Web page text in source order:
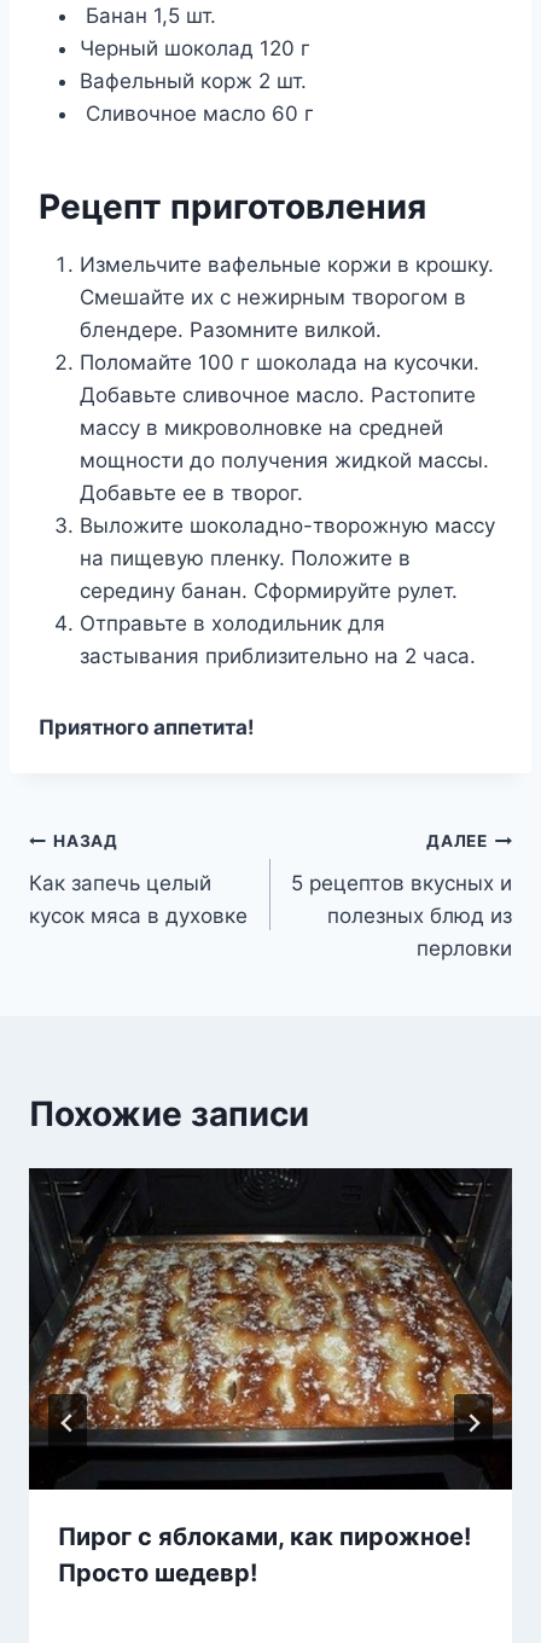
Банан 1,5 шт.
Черный шоколад 120 г
Вафельный корж 2 шт.
Сливочное масло 60 г
Рецепт приготовления
Измельчите вафельные коржи в крошку.
Смешайте их с нежирным творогом в
блендере. Разомните вилкой.
Поломайте 100 г шоколада на кусочки.
Добавьте сливочное масло. Растопите
массу в микроволновке на средней
мощности до получения жидкой массы.
Добавьте ее в творог.
Выложите шоколадно-творожную массу
на пищевую пленку. Положите в
середину банан. Сформируйте рулет.
Отправьте в холодильник для
застывания приблизительно на 2 часа.
Приятного аппетита!
Навигация
по
НАЗАД
Как запечь целый
кусок мяса в духовке
ДАЛЕЕ
5 рецептов вкусных и
полезных блюд из
перловки
Похожие записи
Пирог с яблоками, как пирожное!
Просто шедевр!